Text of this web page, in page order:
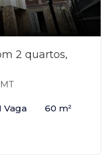
2 quartos,
Vaga 60 m²